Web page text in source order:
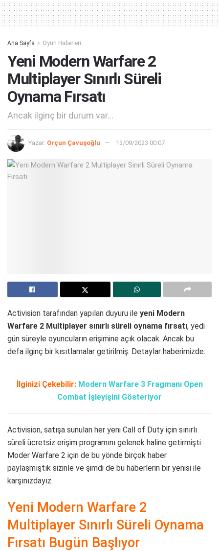
Ana Sayfa Oyun Haberleri
Yeni Modern Warfare 2
Multiplayer Sınırlı Süreli
Oynama Fırsatı
Ancak ilginç bir durum var...
Yazar: Orçun Çavuşoğlu 13/09/2023 00:07
Activision tarafından yapılan duyuru ile yeni Modern
Warfare 2 Multiplayer sınırlı süreli oynama fırsatı, yedi
gün süreyle oyuncuların erişimine açık olacak. Ancak bu
defa ilginç bir kısıtlamalar getirilmiş. Detaylar haberimizde.
İlginizi Çekebilir: Modern Warfare 3 Fragmanı Open
Combat İşleyişini Gösteriyor
Activision, satışa sunulan her yeni Call of Duty için sınırlı
süreli ücretsiz erişim programını gelenek haline getirmişti.
Moder Warfare 2 için de bu yönde birçok haber
paylaşmıştık sizinle ve şimdi de bu haberlerin bir yenisi ile
karşınızdayız.
Yeni Modern Warfare 2
Multiplayer Sınırlı Süreli Oynama
Fırsatı Bugün Başlıyor